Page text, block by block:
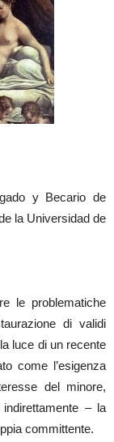
y Becario de
la Universidad de
le problematiche
di validi
luce di un recente
come l’esigenza
del minore,
– la
committente.